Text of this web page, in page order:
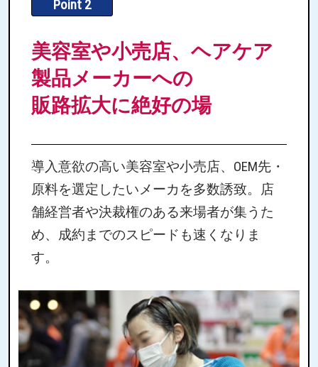
Point 2
美容室や小売店、ヘアケア
製品メーカーへの
販路拡大に絶好の場
導入意欲の高い美容室や小売店、OEM先・
原料を選定したいメーカを多数誘致。店
舗経営者や決裁権のある来場者が集うた
め、成約までのスピードも速くなりま
す。